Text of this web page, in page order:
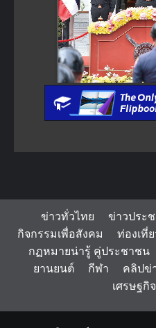
ข่าวทั่วไทย ข่าวประ
กิจกรรมเพื่อสังคม
ท่องเที่ย
กฏหมายน่ารู้ คู่ประชาชน
ยานยนต์
กีฬา คลิปข่
เศรษฐกิจ